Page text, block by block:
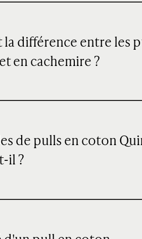
la différence entre les
en cachemire ?
de pulls en coton
il ?